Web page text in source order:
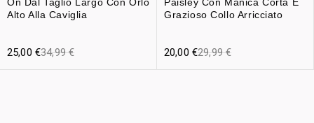
On Dal Taglio Largo Con Orlo
Alto Alla Caviglia
34,99€
25,00 €
Paisley Con Manica Corta E
Grazioso Collo Arricciato
29,99€
20,00 €